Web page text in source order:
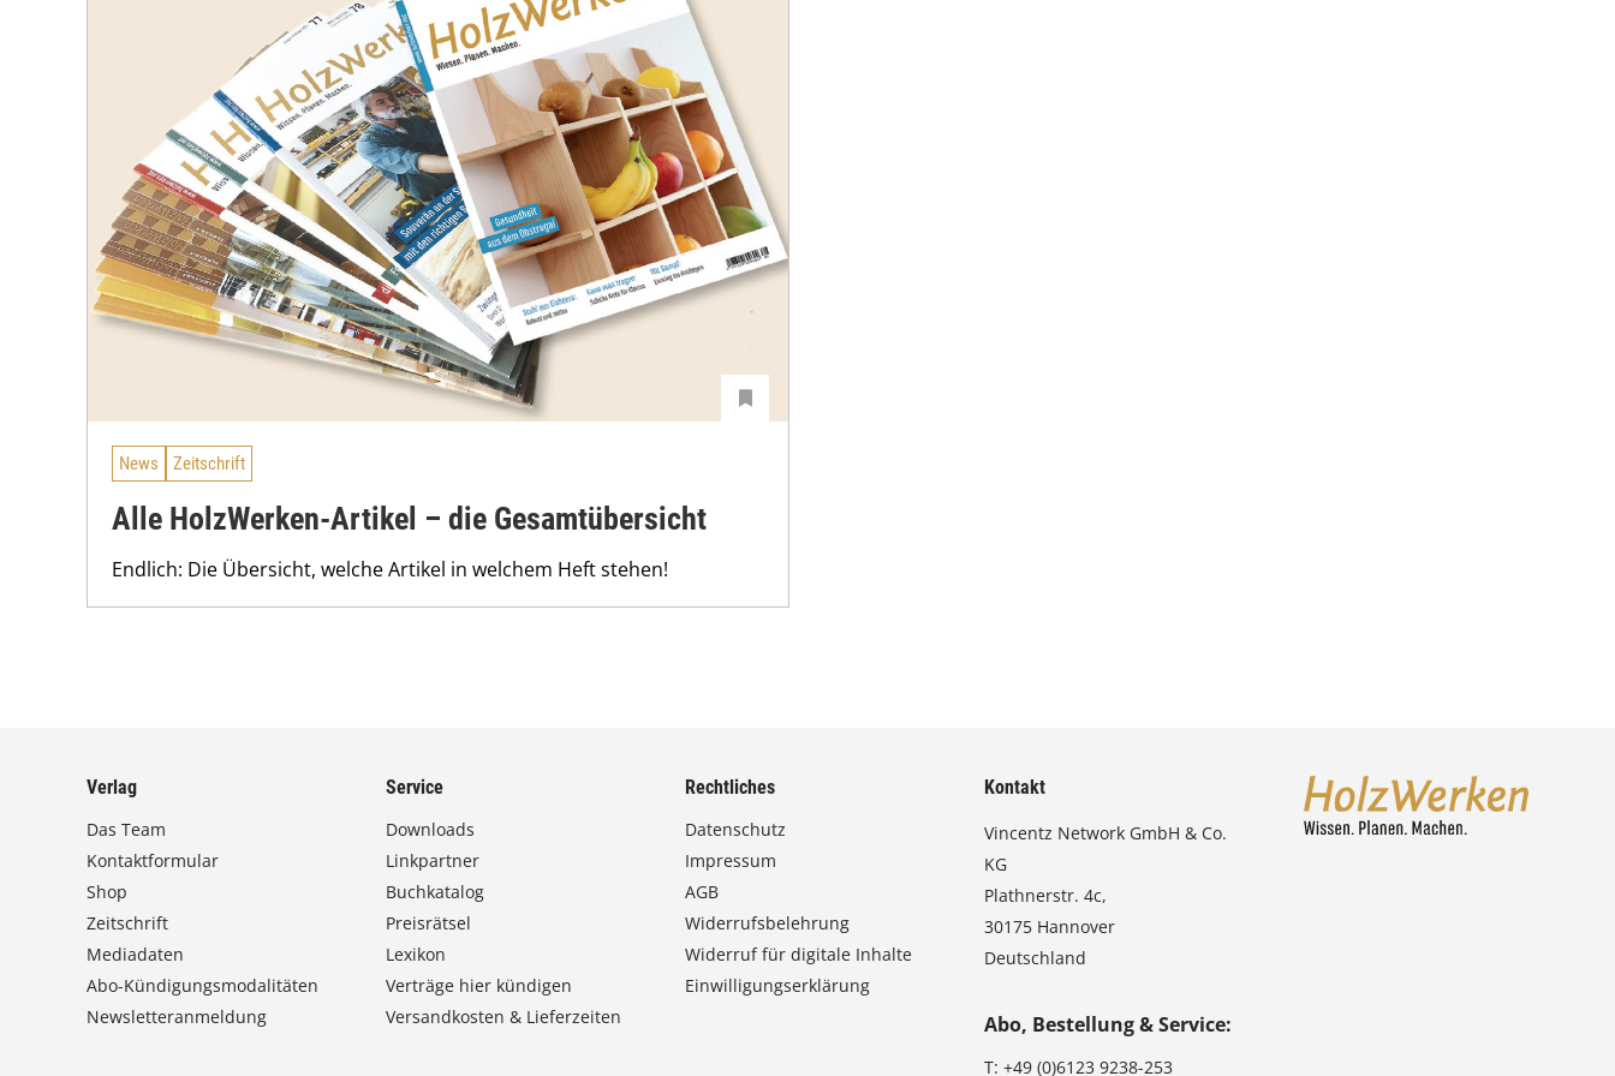
News Zeitschrift
Alle HolzWerken-Artikel – die Gesamtübersicht
Endlich: Die Übersicht, welche Artikel in welchem Heft stehen!
Verlag
Das Team
Kontaktformular
Shop
Zeitschrift
Mediadaten
Abo-Kündigungsmodalitäten
Newsletteranmeldung
Service
Downloads
Linkpartner
Buchkatalog
Preisrätsel
Lexikon
Verträge hier kündigen
Versandkosten & Lieferzeiten
Rechtliches
Datenschutz
Impressum
AGB
Widerrufsbelehrung
Widerruf für digitale Inhalte
Einwilligungserklärung
Kontakt
Vincentz Network GmbH & Co.
KG
Plathnerstr. 4c,
30175 Hannover
Deutschland
Abo, Bestellung & Service:
T:+49 (0)6123 9238-253